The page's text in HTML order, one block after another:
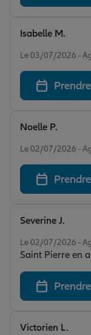
Le 03/07/2026 -
Isabelle M.
Le 02/07/2026 -
Noelle P.
Le 02/07/2026 -
Saint Pierre en
Severine J.
Victorien L.